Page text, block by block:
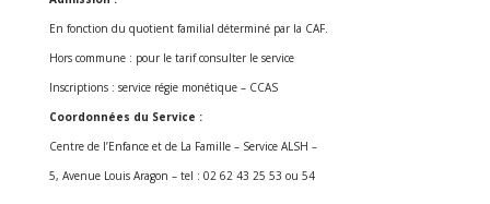
En fonction du quotient familial déterminé par la CAF.
Hors commune : pour le tarif consulter le service
Inscriptions : service régie monétique – CCAS
Coordonnées du Service :
Centre de l’Enfance et de La Famille – Service ALSH –
5, Avenue Louis Aragon – tel : 02 62 43 25 53 ou 54